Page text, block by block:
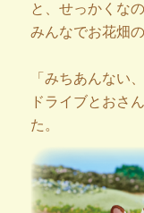
と、せっかくな
みんなでお花畑
「みちあんない
ドライブとおさ
た。